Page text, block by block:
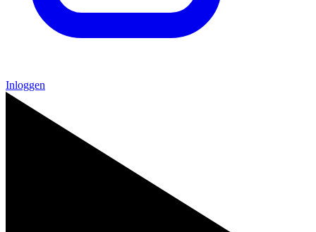
Inloggen